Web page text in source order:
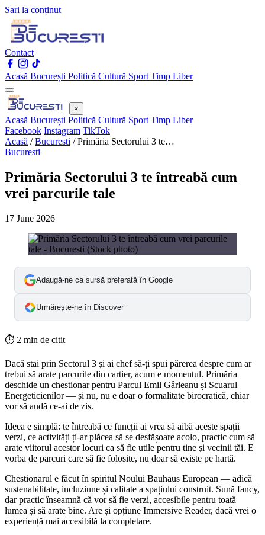
Sari la conținut
Contact
Acasă București Politică Cultură Sport Timp Liber
×
Acasă București Politică Cultură Sport Timp Liber
Facebook Instagram TikTok
Acasă /Bucuresti /Primăria Sectorului 3 te…
Bucuresti
Primăria Sectorului 3 te întreabă cum
vrei parcurile tale
17 June 2026
Adaugă-ne ca sursă preferată în Google
Urmărește-ne în Discover
⏱ 2 min de citit
Dacă stai prin Sectorul 3 și ai chef să-ți spui părerea despre cum ar
trebui să arate parcurile din cartier, acum e momentul. Primăria
deschide un chestionar pentru Parcul Emil Gârleanu și Scuarul
Energeticienilor — și nu, nu e doar o formalitate birocratică, chiar
vor să audă ce-ai de zis.
Ideea e simplă: te întreabă ce funcții ai vrea să aibă aceste spații
verzi, ce activități ți-ar plăcea să se desfășoare acolo, practic cum să
arate viitorul acestor locuri ca să fie utile pentru tine și vecinii tăi. E
vorba de parcuri care să fie folosite, nu doar să existe pe hartă.
Chestionarul e făcut în spiritul Noului Bauhaus European — adică
sustenabilitate, incluziune și calitate a spațiului construit. Sună fancy,
dar practic înseamnă că vor să fie verzi, accesibile pentru toată
lumea și să arate bine. Are și opțiune Immersive Reader, dacă vrei o
experiență mai accesibilă la completare.